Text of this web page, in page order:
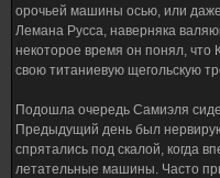
орочьей машины осью, или
Лемана Русса, наверняка
некоторое время он понял, что
свою титаниевую щегольскую
Подошла очередь Самиэля
Предыдущий день был
спрятались под скалой, когда
летательные машины. Часто